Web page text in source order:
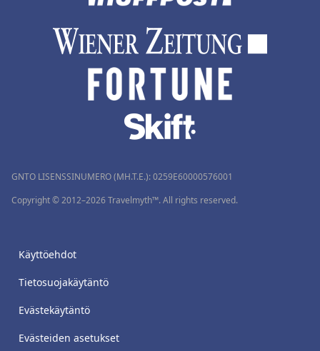
GNTO LISENSSINUMERO (MH.T.E.): 0259Ε60000576001
Copyright © 2012–2026 Travelmyth™. All rights reserved.
Käyttöehdot
Tietosuojakäytäntö
Evästekäytäntö
Evästeiden asetukset